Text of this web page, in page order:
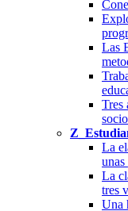
Las
Tres
La
unas
La
tres
Una